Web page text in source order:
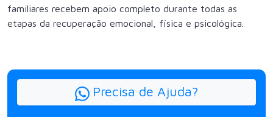
familiares recebem apoio completo durante todas as
etapas da recuperação emocional, física e psicológica.
Precisa de Ajuda?